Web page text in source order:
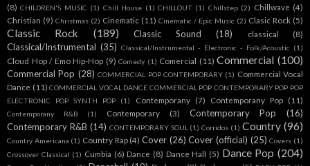
(8) CHILDREN'S MUSIC (1) Chill House (1) CHILLOUT (1) Chillstep (2) Chillwave (4)
Christian (9) Christmas (2) Cinematic (11) Cinematic / Epic Music (2) Clasic Rock (5)
Classic Rock (189) Classic Sound (18) classical (8)
Classical/Instrumental (35) Classical/Instrumental - Electronic - Folk/Acoustic (1)
Cloud Hop / Emo Hip-Hop (9) Comedy (1) Comercial (11) Commercial (100)
Commercial Pop (28) COMMERCIAL POP CONTEMPORARY (1) Commercial Vocal
Dance (11) COMMERCIAL VOCAL DANCE COMMERCIAL POP CONTEMPORARY POP POP
ELECTRONIC POP SYNTH POP
(1) Contemporany (7) Contemporany Pop (11)
Contemporany R&B (1) Contemporary (3) Contemporary Pop
(16)
Contemporary R&B (14) CONTEMPORARY SOUL (1) Corridos (1) Country (96)
Country Americana (1) Country Rap (4) Cover (26) Cover (official) (25) Covers (1)
Crossover Classical (1) Cumbia (6) Dance (8) Dance Hall (5) Dance Pop (204)